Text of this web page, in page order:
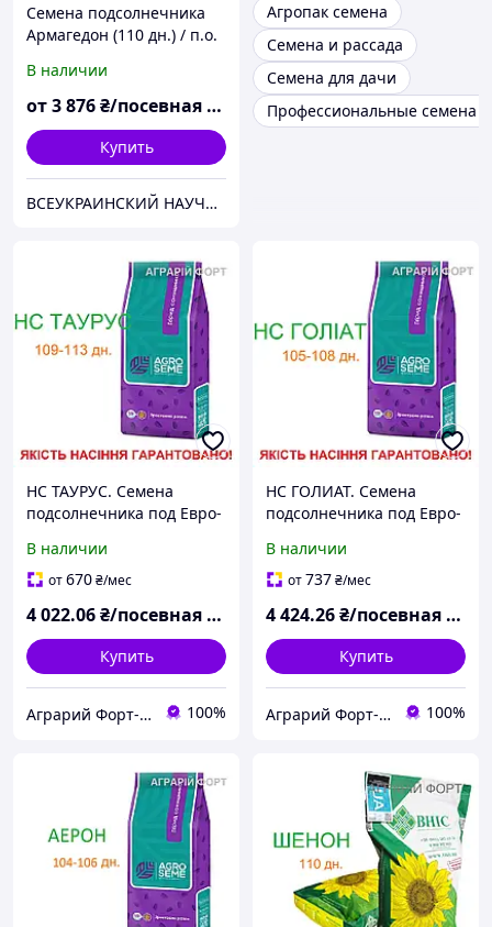
Семена подсолнечника
Армагедон (110 дн.) / п.о.
В наличии
от3 876₴/посевная единица
Купить
ВСЕУКРАИНСКИЙ НАУЧНЫЙ ИНСТИТУТ СЕЛЕКЦИИ (ВНИС)
Агропак семена
Семена и рассада
Семена для дачи
Профессиональные семена
НС ТАУРУС. Семена
подсолнечника под Евро-
В наличии
от670₴/мес
4 022.06₴/посевная единица
Купить
Аграрий Форт- СЗР, семена, удобрения - все для Агрария 100%
НС ГОЛИАТ. Семена
подсолнечника под Евро-
В наличии
от737₴/мес
4 424.26₴/посевная единица
Купить
Аграрий Форт- СЗР, семена, удобрения - все для Агрария 100%